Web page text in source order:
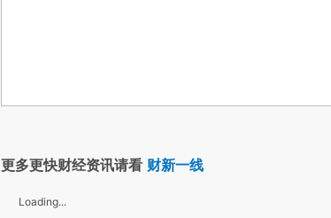
更多更快财经资讯请看 财新一线
Loading...